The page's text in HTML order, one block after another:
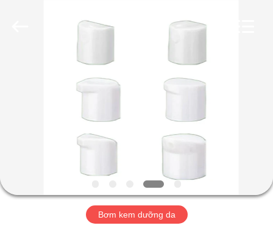
VIDEO
Bơm kem dưỡng da